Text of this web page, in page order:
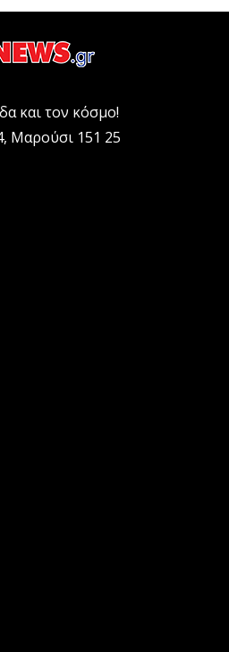
και τον κόσμο!
Μαρούσι 151 25